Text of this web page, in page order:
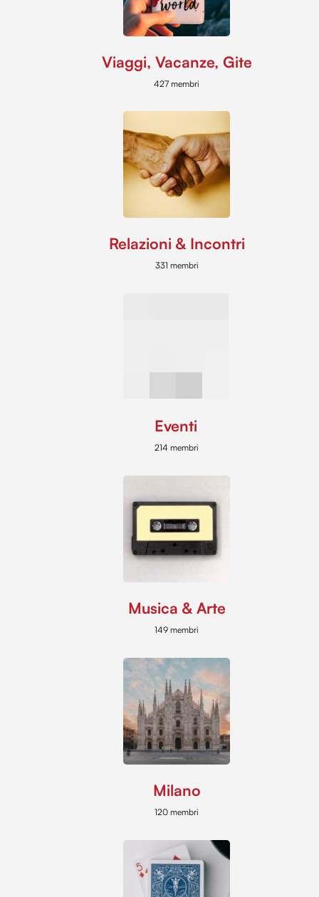
Viaggi, Vacanze, Gite
427 membri
Relazioni & Incontri
331 membri
Eventi
214 membri
Musica & Arte
149 membri
Milano
120 membri